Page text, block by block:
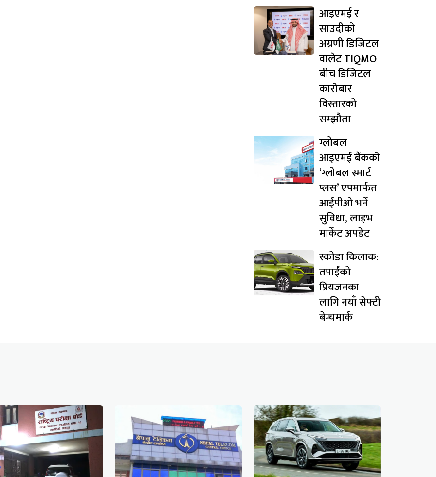
आइएमई र
साउदीको
अग्रणी डिजिटल
वालेट TIQMO
बीच डिजिटल
कारोबार
विस्तारको
सम्झौता
ग्लोबल
आइएमई बैंकको
‘ग्लोबल स्मार्ट
प्लस’ एपमार्फत
आईपीओ भर्ने
सुविधा, लाइभ
मार्केट अपडेट
स्कोडा किलाक:
तपाईंको
प्रियजनका
लागि नयाँ सेफ्टी
बेन्चमार्क